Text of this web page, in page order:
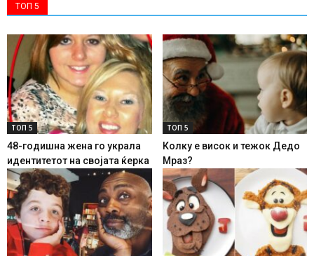
ТОП 5
ТОП 5
48-годишна жена го украла
идентитетот на својата ќерка
ТОП 5
Колку е висок и тежок Дедо
Мраз?